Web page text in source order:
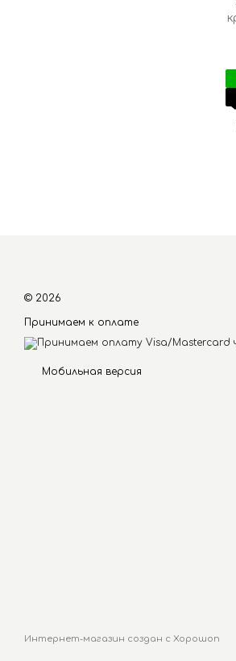
© 2026
Принимаем к оплате
Мобильная версия
Интернет-магазин создан с Хорошоп